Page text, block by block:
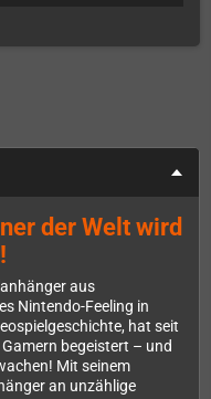
der Welt wird
aus
Nintendo-Feeling in
hat seit
begeistert – und
Mit seinem
an unzählige